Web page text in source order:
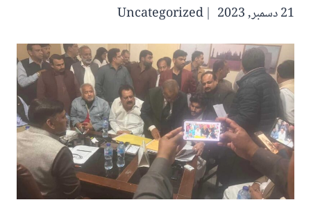
21 دسمبر, 2023 Uncategorized